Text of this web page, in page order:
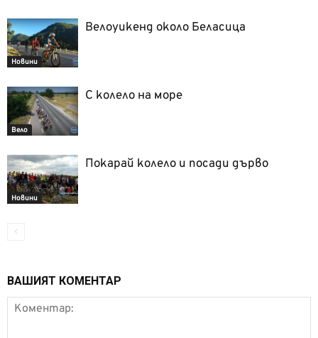
Новини
Велоуикенд около Беласица
Вело
С колело на море
Новини
Покарай колело и посади дърво
ВАШИЯТ КОМЕНТАР